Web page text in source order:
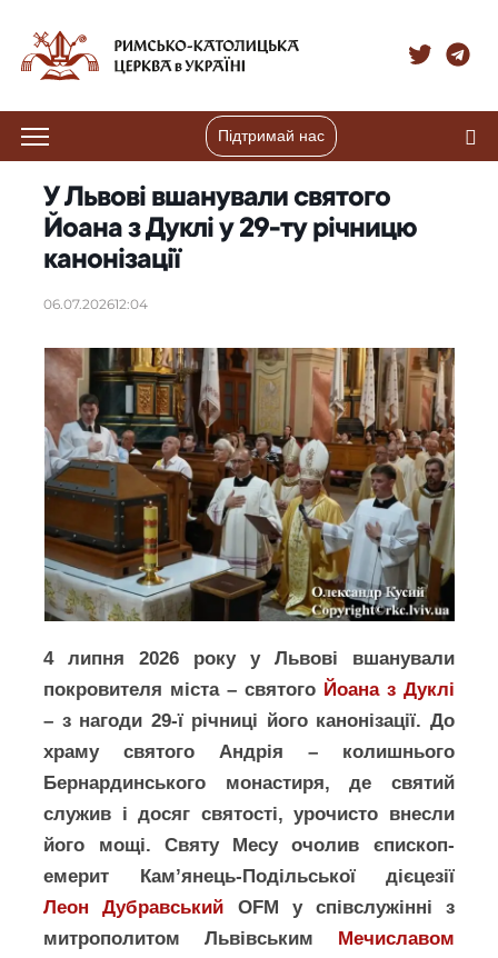
Підтримай нас
У Львові вшанували святого
Йоана з Дуклі у 29-ту річницю
канонізації
06.07.202612:04
4 липня 2026 року у Львові вшанували
покровителя міста – святого Йоана з Дуклі
– з нагоди 29-ї річниці його канонізації. До
храму святого Андрія – колишнього
Бернардинського монастиря, де святий
служив і досяг святості, урочисто внесли
його мощі. Святу Месу очолив єпископ-
емерит Кам’янець-Подільської дієцезії
Леон Дубравський OFM у співслужінні з
митрополитом Львівським Мечиславом